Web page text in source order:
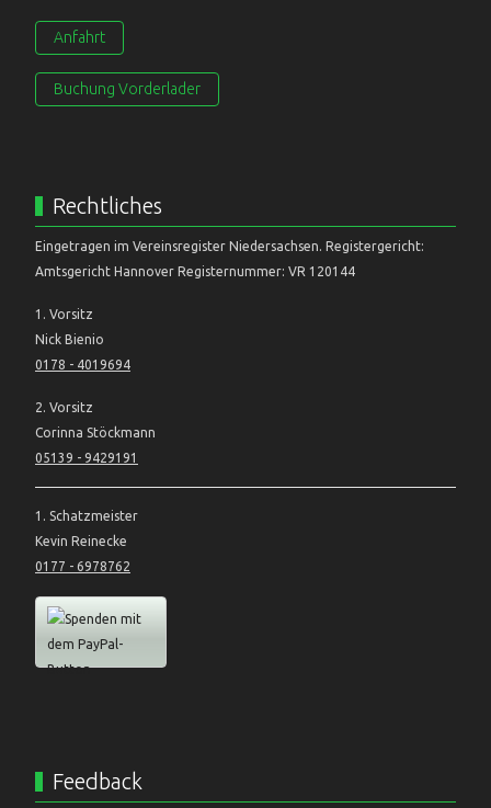
Anfahrt
Buchung Vorderlader
Rechtliches
Eingetragen im Vereinsregister Niedersachsen. Registergericht:
Amtsgericht Hannover Registernummer: VR 120144
1. Vorsitz
Nick Bienio
0178 - 4019694
2. Vorsitz
Corinna Stöckmann
05139 - 9429191
1. Schatzmeister
Kevin Reinecke
0177 - 6978762
Feedback